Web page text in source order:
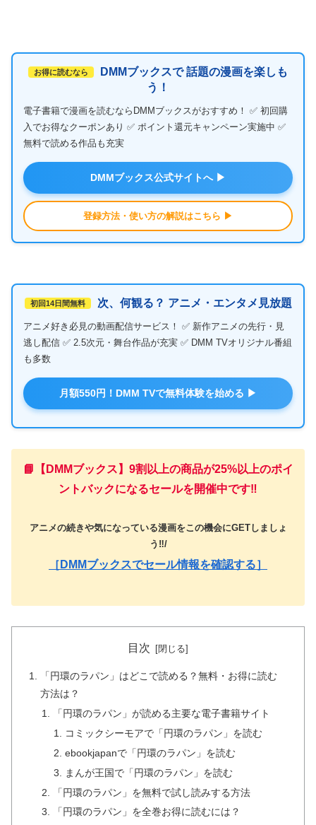
お得に読むなら
DMMブックスで 話題の漫画を楽しも
う！
電子書籍で漫画を読むならDMMブックスがおすすめ！ ✅ 初回購
入でお得なクーポンあり ✅ ポイント還元キャンペーン実施中 ✅
無料で読める作品も充実
DMMブックス公式サイトへ ▶
登録方法・使い方の解説はこちら ▶
初回14日間無料 次、何観る？ アニメ・エンタメ見放題
アニメ好き必見の動画配信サービス！ ✅ 新作アニメの先行・見
逃し配信 ✅ 2.5次元・舞台作品が充実 ✅ DMM TVオリジナル番組
も多数
月額550円！DMM TVで無料体験を始める ▶
📘【DMMブックス】9割以上の商品が25%以上のポイ
ントバックになるセールを開催中です‼️
アニメの続きや気になっている漫画をこの機会にGETしましょ
う‼️/
［DMMブックスでセール情報を確認する］
目次
「円環のラパン」はどこで読める？無料・お得に読む
方法は？
「円環のラパン」が読める主要な電子書籍サイト
コミックシーモアで「円環のラパン」を読む
ebookjapanで「円環のラパン」を読む
まんが王国で「円環のラパン」を読む
「円環のラパン」を無料で試し読みする方法
「円環のラパン」を全巻お得に読むには？